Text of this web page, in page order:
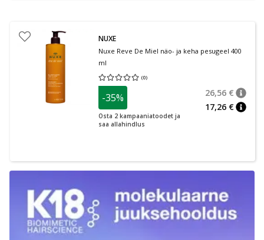
NUXE
Nuxe Reve De Miel näo- ja keha pesugeel 400
ml
(0)
Keskmine hinnang 0.00
-35%
Osta 2 kampaaniatoodet ja
saa allahindlus
26,56 €
17,26 €